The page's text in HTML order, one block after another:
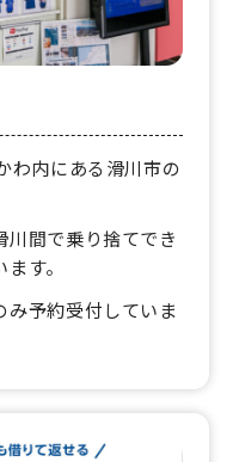
わ内にある滑川市の
間で乗り捨てでき
す。
予約受付していま